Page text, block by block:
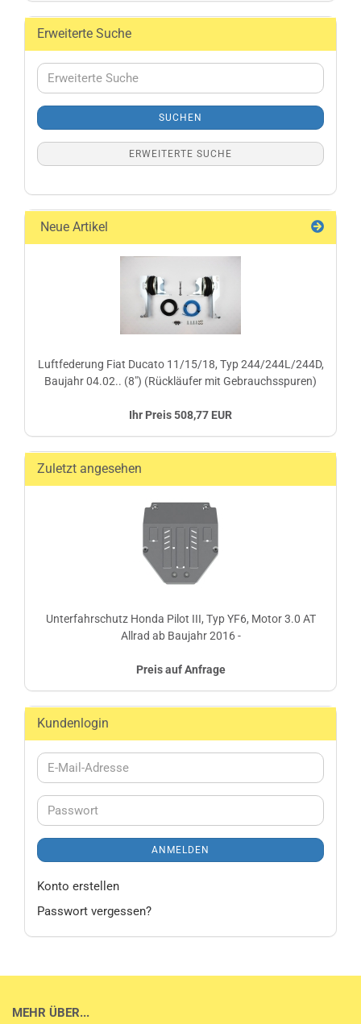
Erweiterte Suche
Erweiterte
Suche
SUCHEN
ERWEITERTE SUCHE
Neue Artikel
Luftfederung Fiat Ducato 11/15/18, Typ 244/244L/244D,
Baujahr 04.02.. (8") (Rückläufer mit Gebrauchsspuren)
Ihr Preis 508,77 EUR
Zuletzt angesehen
Unterfahrschutz Honda Pilot III, Typ YF6, Motor 3.0 AT
Allrad ab Baujahr 2016 -
Preis auf Anfrage
Kundenlogin
E-
Mail-
Passwort
ANMELDEN
Konto erstellen
Passwort vergessen?
MEHR ÜBER...